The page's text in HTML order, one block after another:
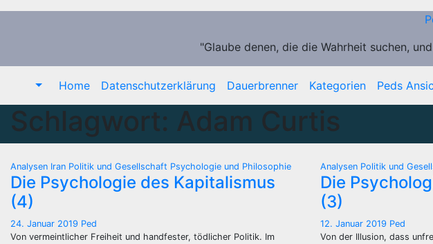
Zum
"Glaube denen, die die Wahrheit suchen,
Home Datenschutzerklärung Dauerbrenner Kategorien Peds
Schlagwort: Adam Curtis
Analysen Iran Politik und Gesellschaft Psychologie und Philosophie
Die Psychologie des Kapitalismus
(4)
24. Januar 2019 Ped
Von vermeintlicher Freiheit und handfester, tödlicher Politik. Im
Analysen Politik und
Die
(3)
12. Januar 2019 Ped
Von der Illusion, dass